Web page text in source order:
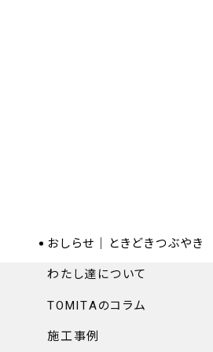
おしらせ｜ときどきつぶやき
わたし達について
TOMITAのコラム
施工事例